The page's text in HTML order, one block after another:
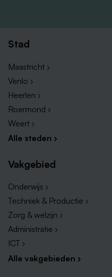
Stad
Maastricht ›
Venlo ›
Heerlen ›
Roermond ›
Weert ›
Alle steden ›
Vakgebied
Onderwijs ›
Techniek & Productie ›
Zorg & welzijn ›
Administratie ›
ICT ›
Alle vakgebieden ›